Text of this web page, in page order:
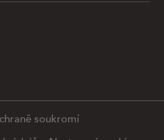
cookies ke shromažďování a
webu, zajištění
médií a ke zlepšení a
soukromí